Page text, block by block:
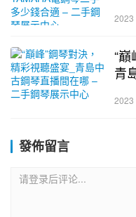
2023
“巔
青
2023
發佈留言
请登录后评论...